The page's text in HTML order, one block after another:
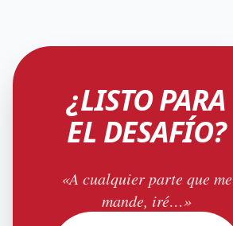
¿LISTO PARA
EL DESAFÍO?
«A cualquier parte que me
mande, iré…»